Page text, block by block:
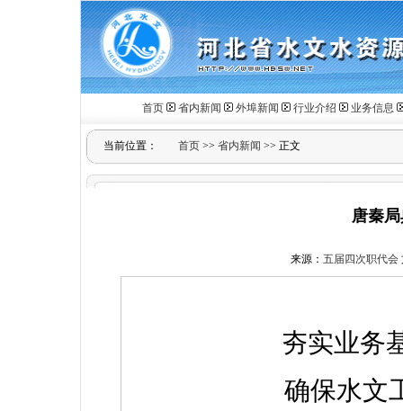
首页 省内新闻 外埠新闻 行业介绍 业务信息
当前位置： 首页 >> 省内新闻 >> 正文
唐秦
来源： 五届四次职代会
夯实业务
确保水文